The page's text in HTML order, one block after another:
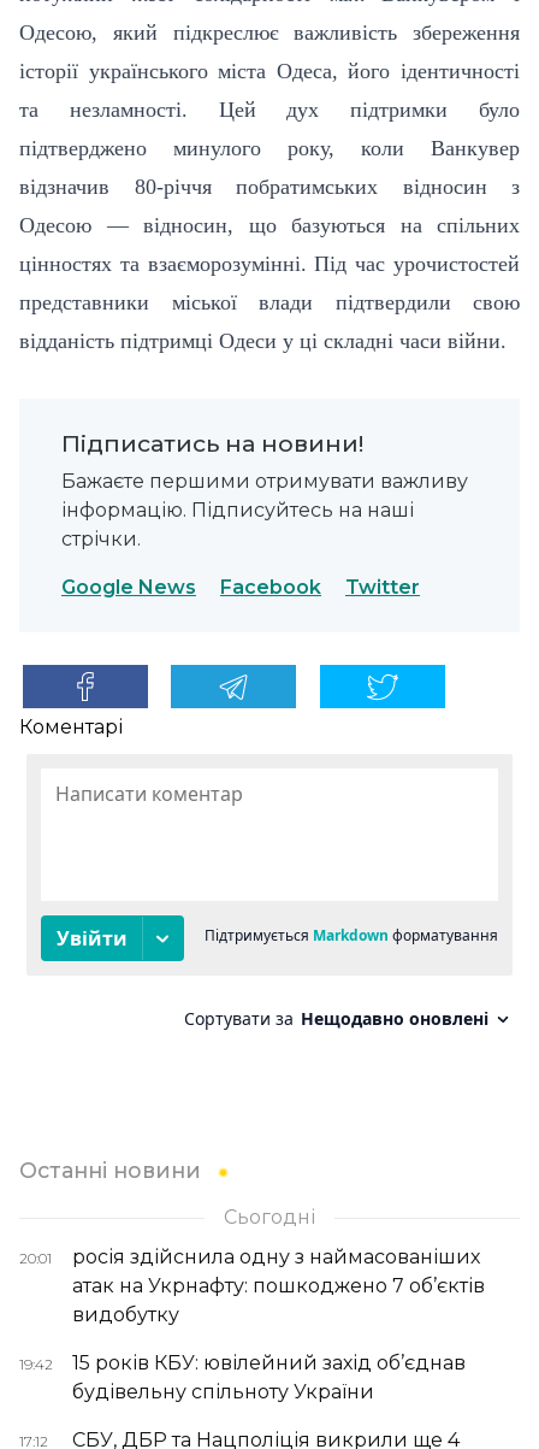
Одесою, який підкреслює важливість збереження
історії українського міста Одеса, його ідентичності
та незламності. Цей дух підтримки було
підтверджено минулого року, коли Ванкувер
відзначив 80-річчя побратимських відносин з
Одесою — відносин, що базуються на спільних
цінностях та взаєморозумінні. Під час урочистостей
представники міської влади підтвердили свою
відданість підтримці Одеси у ці складні часи війни.
Підписатись на новини!
Бажаєте першими отримувати важливу
інформацію. Підписуйтесь на наші
стрічки.
Google News Facebook Twitter
Коментарі
Останні новини
Сьогодні
20:01
росія здійснила одну з наймасованіших
атак на Укрнафту: пошкоджено 7 об’єктів
видобутку
19:42
15 років КБУ: ювілейний захід об’єднав
будівельну спільноту України
17:12 СБУ, ДБР та Нацполіція викрили ще 4